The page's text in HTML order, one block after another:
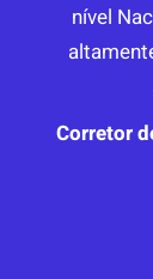
nível
Corretor